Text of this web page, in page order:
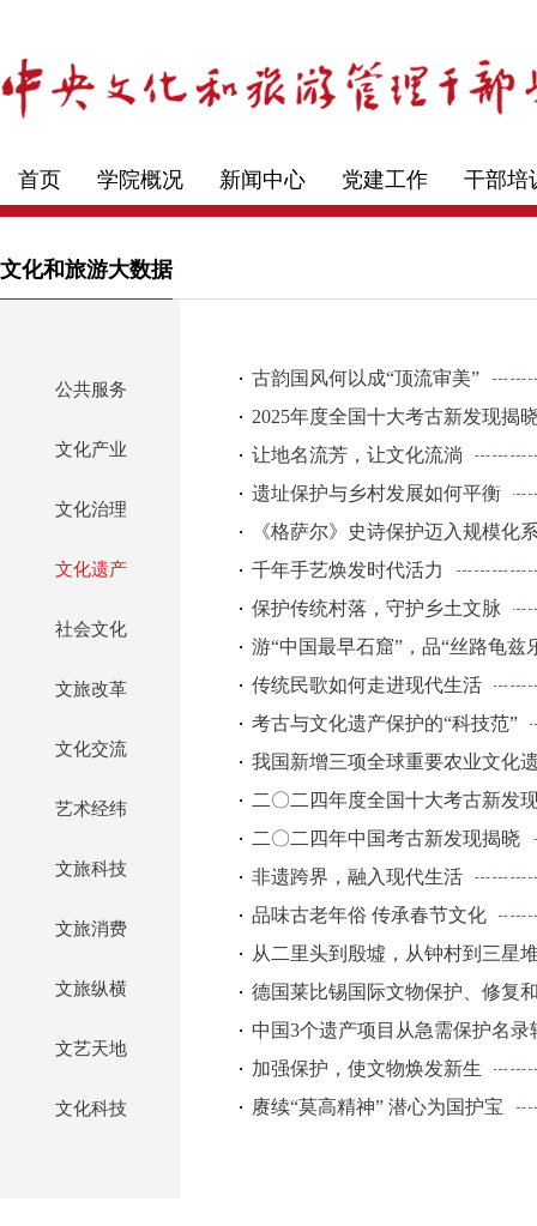
首页 学院概况 新闻中心 党建工作 干部培
文化和旅游大数据
公共服务
文化产业
文化治理
文化遗产
社会文化
文旅改革
文化交流
艺术经纬
文旅科技
文旅消费
文旅纵横
文艺天地
文化科技
古韵国风何以成“顶流审美”
2025年度全国十大考古新发现揭
让地名流芳，让文化流淌
遗址保护与乡村发展如何平衡
《格萨尔》史诗保护迈入规模化
千年手艺焕发时代活力
保护传统村落，守护乡土文脉
游“中国最早石窟”，品“丝路龟兹
传统民歌如何走进现代生活
考古与文化遗产保护的“科技范”
我国新增三项全球重要农业文化
二〇二四年度全国十大考古新发
二〇二四年中国考古新发现揭晓
非遗跨界，融入现代生活
品味古老年俗 传承春节文化
从二里头到殷墟，从钟村到三星
德国莱比锡国际文物保护、修复
中国3个遗产项目从急需保护名录
加强保护，使文物焕发新生
赓续“莫高精神” 潜心为国护宝